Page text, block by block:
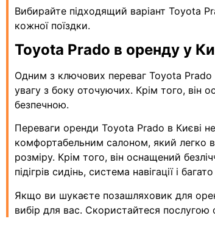
Вибирайте підходящий варіант Toyota
кожної поїздки.
Toyota Prado в оренду у
Одним з ключових переваг Toyota Prado
увагу з боку оточуючих. Крім того, він
безпечною.
Переваги оренди Toyota Prado в Києві
комфортабельним салоном, який легко
розміру. Крім того, він оснащений
підігрів сидінь, система навігації і багато
Якщо ви шукаєте позашляховик для
вибір для вас. Скористайтеся